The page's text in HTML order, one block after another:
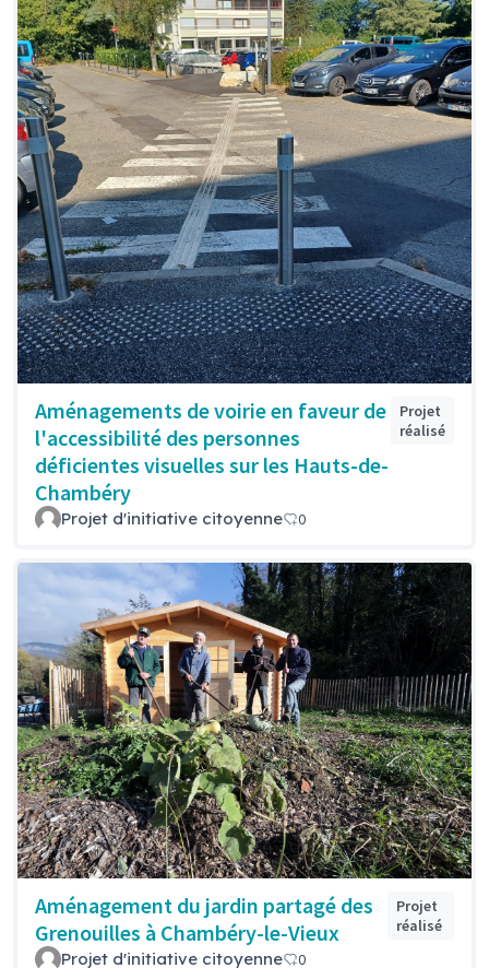
Aménagements de voirie en faveur de
l'accessibilité des personnes
déficientes visuelles sur les Hauts-de-
Chambéry
Projet
réalisé
Projet d'initiative citoyenne 0
Aménagement du jardin partagé des
Grenouilles à Chambéry-le-Vieux
Projet
réalisé
Projet d'initiative citoyenne 0